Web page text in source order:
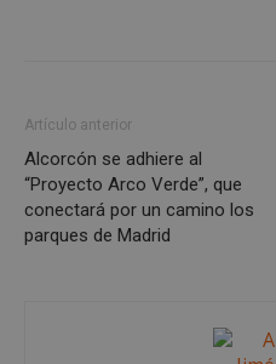
Artículo anterior
Alcorcón se adhiere al
“Proyecto Arco Verde”, que
conectará por un camino los
parques de Madrid